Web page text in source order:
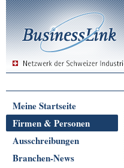
Meine Startseite
Firmen & Personen
Ausschreibungen
Branchen-News